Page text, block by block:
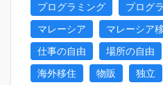
プログラミング
プログ
マレーシア
マレーシア
仕事の自由
場所の自由
海外移住
物販 独立